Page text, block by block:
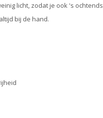
licht, zodat je ook 's ochtends
bij de hand.